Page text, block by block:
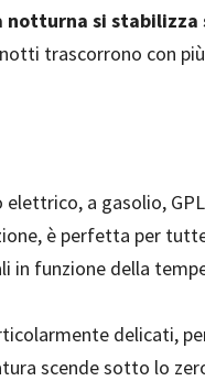
si stabilizza
trascorrono con più
a gasolio,
è perfetta per
in funzione della
delicati,
scende sotto lo